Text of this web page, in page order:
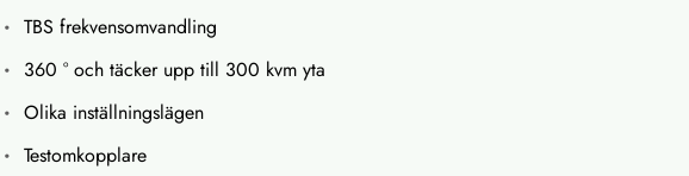
TBS frekvensomvandling
360 ° och täcker upp till 300 kvm yta
Olika inställningslägen
Testomkopplare